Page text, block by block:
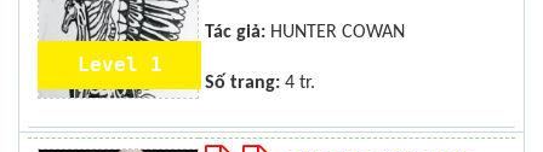
Level 1
Tác giả: HUNTER COWAN
Số trang: 4 tr.